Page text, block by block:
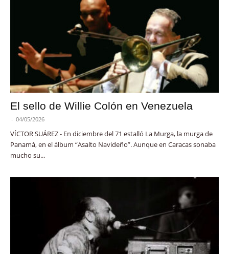
El sello de Willie Colón en Venezuela
- 04/05/2026
VÍCTOR SUÁREZ - En diciembre del 71 estalló La Murga, la murga de
Panamá, en el álbum “Asalto Navideño”. Aunque en Caracas sonaba
mucho su...